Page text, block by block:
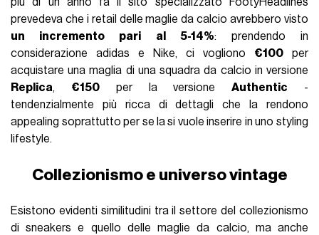
prevedeva che i retail delle maglie da calcio avrebbero visto
un incremento pari al 5-14%: prendendo in
considerazione adidas e Nike, ci vogliono €100per
acquistare una maglia di una squadra da calcio in versione
Replica, €150per la versioneAuthentic -
tendenzialmente più ricca di dettagli che la rendono
appealing soprattutto per se la si vuole inserire in uno styling
lifestyle.
Collezionismo e universo vintage
Esistono evidenti similitudini tra il settore del collezionismo
di sneakers e quello delle maglie da calcio, ma anche